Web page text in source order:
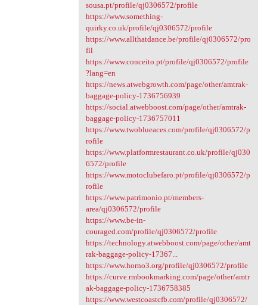
sousa.pt/profile/qj0306572/profile
https://www.something-
quirky.co.uk/profile/qj0306572/profile
https://www.allthatdance.be/profile/qj0306572/pro
fil
https://www.conceito.pt/profile/qj0306572/profile
?lang=en
https://news.atwebgrowth.com/page/other/amtrak-
baggage-policy-1736756939
https://social.atwebboost.com/page/other/amtrak-
baggage-policy-1736757011
https://www.twoblueaces.com/profile/qj0306572/p
rofile
https://www.platformrestaurant.co.uk/profile/qj030
6572/profile
https://www.motoclubefaro.pt/profile/qj0306572/p
rofile
https://www.patrimonio.pt/members-
area/qj0306572/profile
https://www.be-in-
couraged.com/profile/qj0306572/profile
https://technology.atwebboost.com/page/other/amt
rak-baggage-policy-17367...
https://www.horno3.org/profile/qj0306572/profile
https://curve.rmbookmarking.com/page/other/amtr
ak-baggage-policy-1736758385
https://www.westcoastcfb.com/profile/qj0306572/